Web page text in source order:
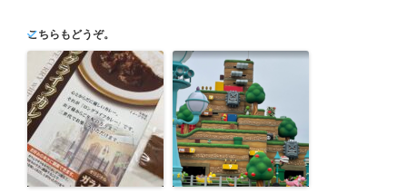
こちらもどうぞ。